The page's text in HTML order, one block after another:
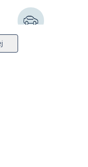
Autostrada 8km